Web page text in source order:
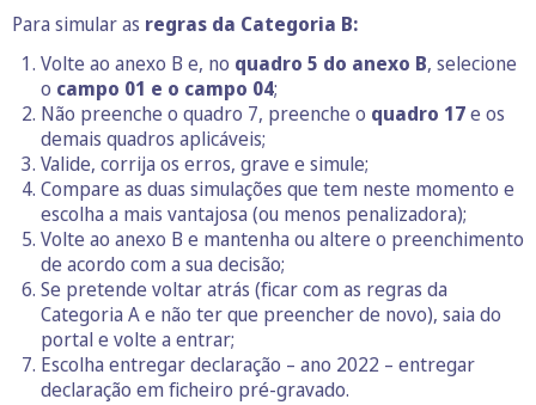
Para simular as regras da Categoria B:
Volte ao anexo B e, no quadro 5 do anexo B, selecione
o campo 01 e o campo 04;
Não preenche o quadro 7, preenche o quadro 17e os
demais quadros aplicáveis;
Valide, corrija os erros, grave e simule;
Compare as duas simulações que tem neste momento e
escolha a mais vantajosa (ou menos penalizadora);
Volte ao anexo B e mantenha ou altere o preenchimento
de acordo com a sua decisão;
Se pretende voltar atrás (ficar com as regras da
Categoria A e não ter que preencher de novo), saia do
portal e volte a entrar;
Escolha entregar declaração – ano 2022 – entregar
declaração em ficheiro pré-gravado.